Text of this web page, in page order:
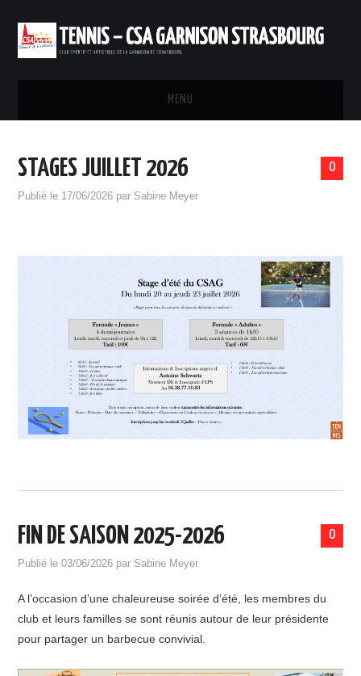
MENU
STATUTS ET RÈGLEMENT INTÉRIEUR
CSAGS
0
STAGES JUILLET 2026
Publié le 17/06/2026 par Sabine Meyer
0
FIN DE SAISON 2025-2026
Publié le03/06/2026 par Sabine Meyer
A l’occasion d’une chaleureuse soirée d’été, les membres du
club et leurs familles se sont réunis autour de leur présidente
pour partager un barbecue convivial.